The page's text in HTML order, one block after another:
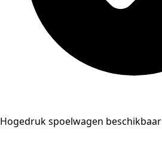
Hogedruk spoelwagen beschikbaar